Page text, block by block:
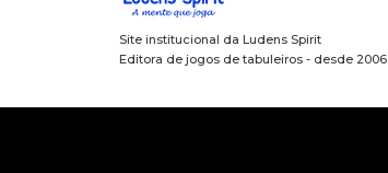
Site institucional da Ludens Spirit
Editora de jogos de tabuleiros - desde 2006